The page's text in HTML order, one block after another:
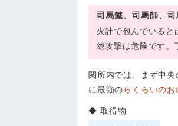
司馬懿、司馬師、
火計で包んでいる
総攻撃は危険です。
関所内では、まず中央
に最強のらくらいのお
取得物